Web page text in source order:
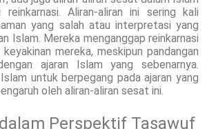
reinkarnasi. Aliran-aliran ini sering kali
yang salah atau interpretasi yang
Islam. Mereka menganggap reinkarnasi
mereka, meskipun pandangan
ajaran Islam yang sebenarnya.
untuk berpegang pada ajaran yang
oleh aliran-aliran sesat ini.
Perspektif Tasawuf